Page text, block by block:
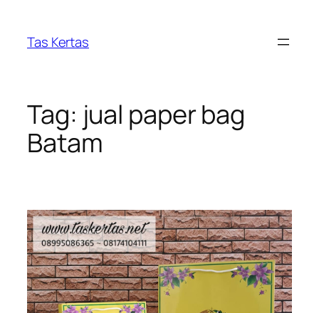
content
Tas Kertas
Tag: jual paper bag
Batam